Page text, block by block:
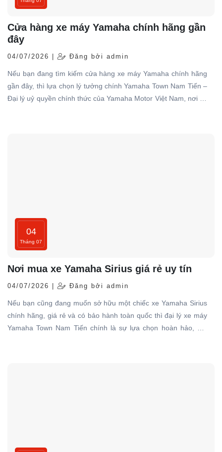
Cửa hàng xe máy Yamaha chính hãng gần
đây
04/07/2026 | Đăng bởi admin
Nếu bạn đang tìm kiếm cửa hàng xe máy Yamaha chính hãng
gần đây, thì lựa chọn lý tưởng chính Yamaha Town Nam Tiến –
Đại lý uỷ quyền chính thức của Yamaha Motor Việt Nam, nơi có
04
Tháng 07
Nơi mua xe Yamaha Sirius giá rẻ uy tín
04/07/2026 | Đăng bởi admin
Nếu bạn cũng đang muốn sở hữu một chiếc xe Yamaha Sirius
chính hãng, giá rẻ và có bảo hành toàn quốc thì đại lý xe máy
Yamaha Town Nam Tiến chính là sự lựa chọn hoàn hảo, nơi